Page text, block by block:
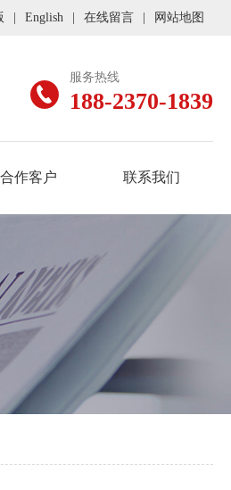
English 在线留言 网站地图
服务热线
188-2370-1839
合作客户 联系我们